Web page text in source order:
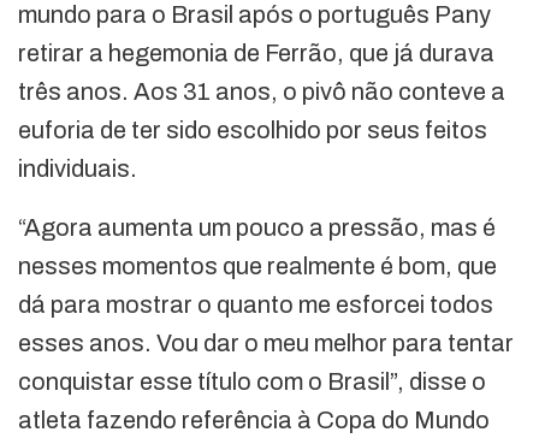
mundo para o Brasil após o português Pany
retirar a hegemonia de Ferrão, que já durava
três anos. Aos 31 anos, o pivô não conteve a
euforia de ter sido escolhido por seus feitos
individuais.
“Agora aumenta um pouco a pressão, mas é
nesses momentos que realmente é bom, que
dá para mostrar o quanto me esforcei todos
esses anos. Vou dar o meu melhor para tentar
conquistar esse título com o Brasil”, disse o
atleta fazendo referência à Copa do Mundo